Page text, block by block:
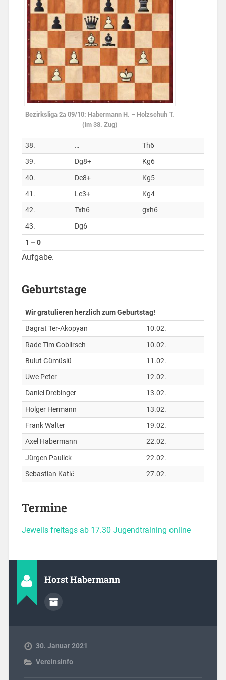
Bezirksliga 2a 09/10: Habermann H. – Holzschuh T.
(im 38. Zug)
38. …
Th6
39.
Dg8+
Kg6
40.
De8+
Kg5
41.
Le3+
Kg4
42.
Txh6
gxh6
43.
Dg6
1 – 0
Aufgabe.
Geburtstage
Wir gratulieren herzlich zum Geburtstag!
Bagrat Ter-Akopyan
10.02.
Rade Tim Goblirsch
10.02.
Bulut Gümüslü
11.02.
Uwe Peter
12.02.
Daniel Drebinger
13.02.
Holger Hermann
13.02.
Frank Walter
19.02.
Axel Habermann
22.02.
Jürgen Paulick
22.02.
Sebastian Katić
27.02.
Termine
Jeweils freitags ab 17.30 Jugendtraining online
Horst Habermann
30. Januar 2021
Vereinsinfo